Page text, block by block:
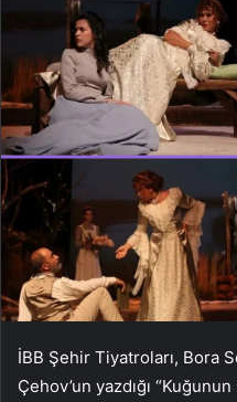
İBB Şehir Tiyatroları, Bora
Çehov’un yazdığı